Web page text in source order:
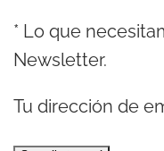
* Lo que
Newsletter.
Tu dirección de